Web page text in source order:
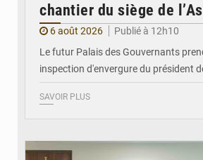
chantier du siège de
6 août 2026
Publié à 12h10
Le futur Palais des Gouvernants
inspection d'envergure du président
SAVOIR PLUS